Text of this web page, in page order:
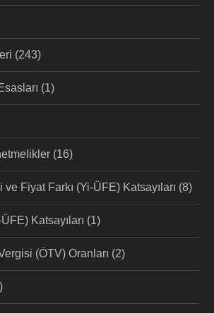
(243)
(1)
(16)
Fiyat Farkı (Yi-ÜFE) Katsayıları (8)
Katsayıları (1)
(ÖTV) Oranları (2)